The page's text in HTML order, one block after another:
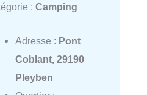
: Camping
Adresse : Pont
Coblant, 29190
Pleyben